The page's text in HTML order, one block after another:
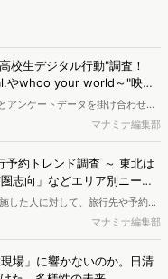
校生デジタル行動"調査！
やwhoo your world～"映
アンケートデータを掛け合わせ、
ジタル行動実態やSNSの利用傾向
が成熟するなか、新興SNSの台頭
イルは新たな変化を見せていま
り、ダウンロードいただけま
マナミナ編集部
レンド調査 ～ 東北は
志向」などエリア別ニーズ
ージ
した人に対して、旅行先や予約と
した。2026年は春（ゴールデン
期的な旅行ニーズが高くなると考
行予約の実態を2025年の旅行予
マナミナ編集部
場」に響かないのか。日清